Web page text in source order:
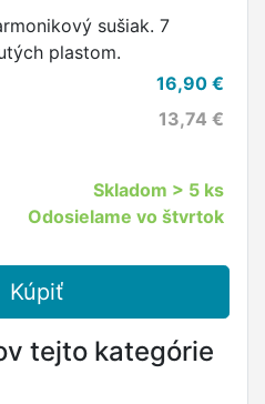
sušiak. 7
plastom.
16,90 €
13,74 €
Skladom > 5 ks
Odosielame vo štvrtok
tejto kategórie